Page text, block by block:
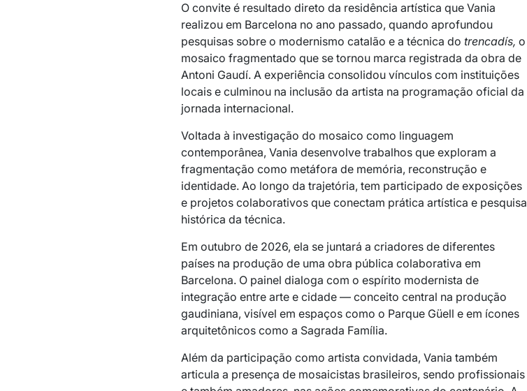
O convite é resultado direto da residência artística que Vania
realizou em Barcelona no ano passado, quando aprofundou
pesquisas sobre o modernismo catalão e a técnica do trencadís, o
mosaico fragmentado que se tornou marca registrada da obra de
Antoni Gaudí. A experiência consolidou vínculos com instituições
locais e culminou na inclusão da artista na programação oficial da
jornada internacional.
Voltada à investigação do mosaico como linguagem
contemporânea, Vania desenvolve trabalhos que exploram a
fragmentação como metáfora de memória, reconstrução e
identidade. Ao longo da trajetória, tem participado de exposições
e projetos colaborativos que conectam prática artística e pesquisa
histórica da técnica.
Em outubro de 2026, ela se juntará a criadores de diferentes
países na produção de uma obra pública colaborativa em
Barcelona. O painel dialoga com o espírito modernista de
integração entre arte e cidade — conceito central na produção
gaudiniana, visível em espaços como o Parque Güell e em ícones
arquitetônicos como a Sagrada Família.
Além da participação como artista convidada, Vania também
articula a presença de mosaicistas brasileiros, sendo profissionais